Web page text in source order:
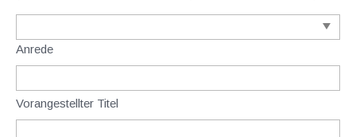
Anrede
Vorangestellter Titel